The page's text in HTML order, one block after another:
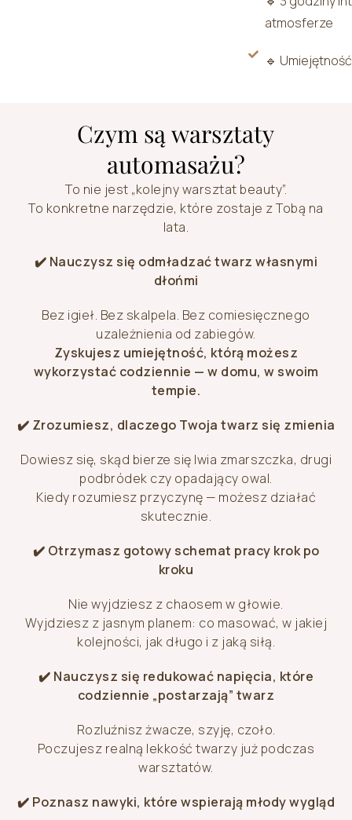
atmosferze
🔹
Czym są warsztaty
automasażu?
To nie jest „kolejny warsztat beauty”.
To konkretne narzędzie, które zostaje z Tobą na
lata.
✔️ Nauczysz się odmładzać twarz własnymi
dłońmi
Bez igieł. Bez skalpela. Bez comiesięcznego
uzależnienia od zabiegów.
Zyskujesz umiejętność, którą możesz
wykorzystać codziennie — w domu, w swoim
tempie.
✔️ Zrozumiesz, dlaczego Twoja twarz się zmienia
Dowiesz się, skąd bierze się lwia zmarszczka, drugi
podbródek czy opadający owal.
Kiedy rozumiesz przyczynę — możesz działać
skutecznie.
✔️ Otrzymasz gotowy schemat pracy krok po
kroku
Nie wyjdziesz z chaosem w głowie.
Wyjdziesz z jasnym planem: co masować, w jakiej
kolejności, jak długo i z jaką siłą.
✔️ Nauczysz się redukować napięcia, które
codziennie „postarzają” twarz
Rozluźnisz żwacze, szyję, czoło.
Poczujesz realną lekkość twarzy już podczas
warsztatów.
✔️ Poznasz nawyki, które wspierają młody wygląd